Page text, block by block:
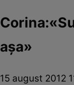
aşa»
15 august 2012